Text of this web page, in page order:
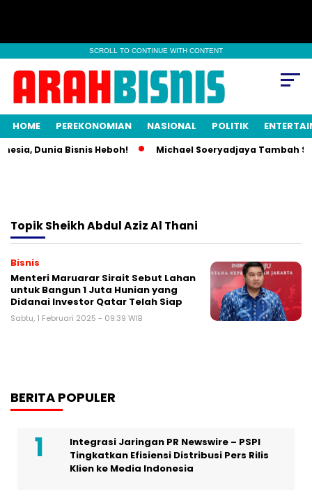
SCROLL TO CONTINUE WITH CONTENT
HOME PEREKONOMIAN NASIONAL POLITIK
Dunia Bisnis Heboh! Michael Soeryadjaya Tambah
TopikSheikh Abdul Aziz Al Thani
Bisnis
Menteri Maruarar Sirait Sebut Lahan
untuk Bangun 1 Juta Hunian yang
Didanai Investor Qatar Telah Siap
Sabtu, 1 Februari 2025 - 09:39 WIB
BERITA POPULER
Integrasi Jaringan PR Newswire – PSPI
Tingkatkan Efisiensi Distribusi Pers Rilis
Klien ke Media Indonesia